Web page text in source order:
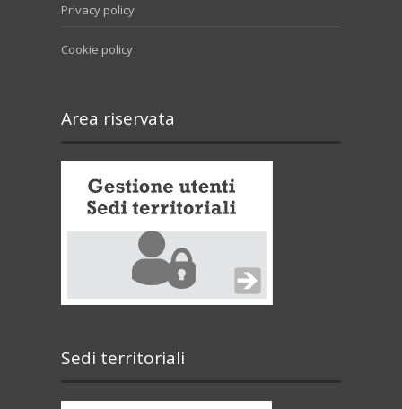
Privacy policy
Cookie policy
Area riservata
Sedi territoriali